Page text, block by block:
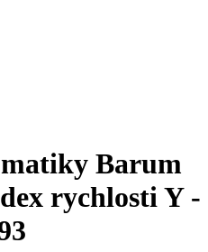
Barum
rychlosti Y -